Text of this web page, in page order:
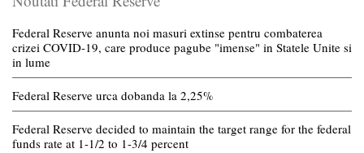
Federal Reserve anunta noi masuri extinse pentru combaterea
crizei COVID-19, care produce pagube "imense" in Statele Unite si
in lume
Federal Reserve urca dobanda la 2,25%
Federal Reserve decided to maintain the target range for the federal
funds rate at 1-1/2 to 1-3/4 percent